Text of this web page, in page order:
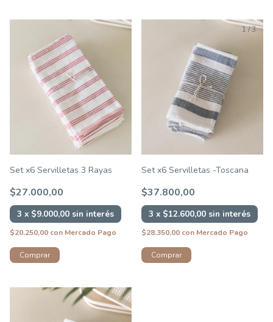
Set x6 Servilletas 3 Rayas
$27.000,00
3 x $9.000,00 sin interés
$20.250,00 con Mercado Pago
1/3
Set x6 Servilletas -Toscana
$37.800,00
3 x $12.600,00 sin interés
$28.350,00 con Mercado Pago
Comprar